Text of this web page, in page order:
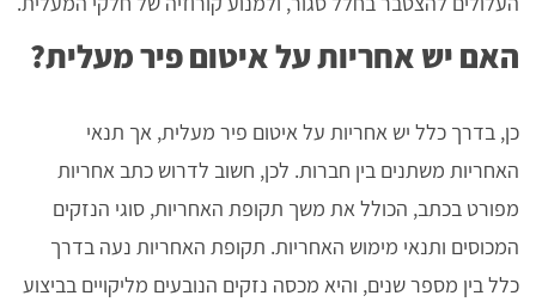
האם יש אחריות על איטום פיר מעלית?
כן, בדרך כלל יש אחריות על איטום פיר מעלית, אך תנאי
האחריות משתנים בין חברות. לכן, חשוב לדרוש כתב אחריות
מפורט בכתב, הכולל את משך תקופת האחריות, סוגי הנזקים
המכוסים ותנאי מימוש האחריות. תקופת האחריות נעה בדרך
כלל בין מספר שנים, והיא מכסה נזקים הנובעים מליקויים בביצוע